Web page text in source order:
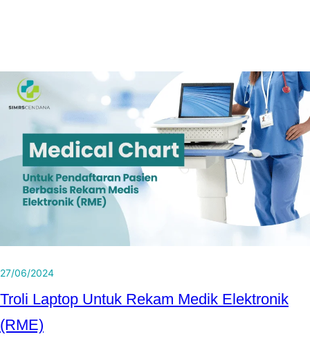
27/06/2024
Troli Laptop Untuk Rekam Medik Elektronik
(RME)